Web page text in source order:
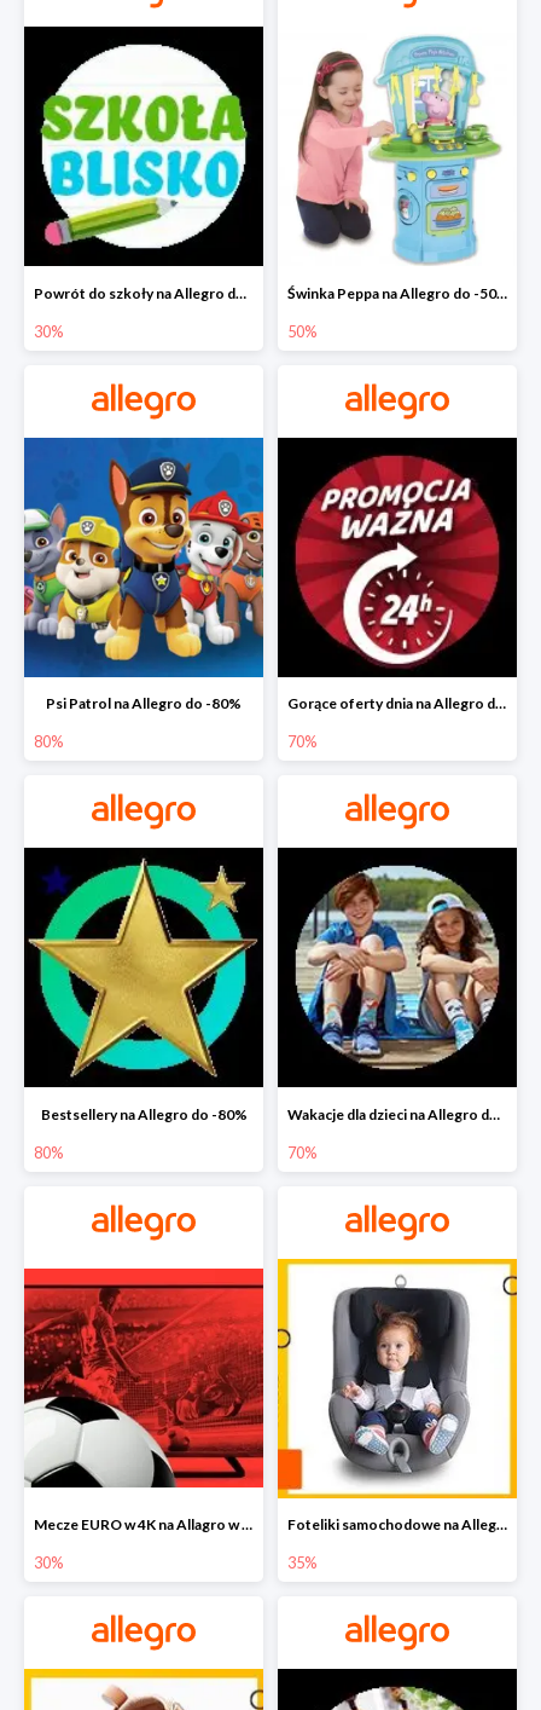
Powrót do szkoły na Allegro do -30%
30%
Świnka Peppa na Allegro do -50%
50%
Psi Patrol na Allegro do -80%
80%
Gorące oferty dnia na Allegro do -50%
70%
Bestsellery na Allegro do -80%
80%
Wakacje dla dzieci na Allegro do -70%
70%
Mecze EURO w 4K na Allagro w super cenach
30%
Foteliki samochodowe na Allegro w super cenach
35%